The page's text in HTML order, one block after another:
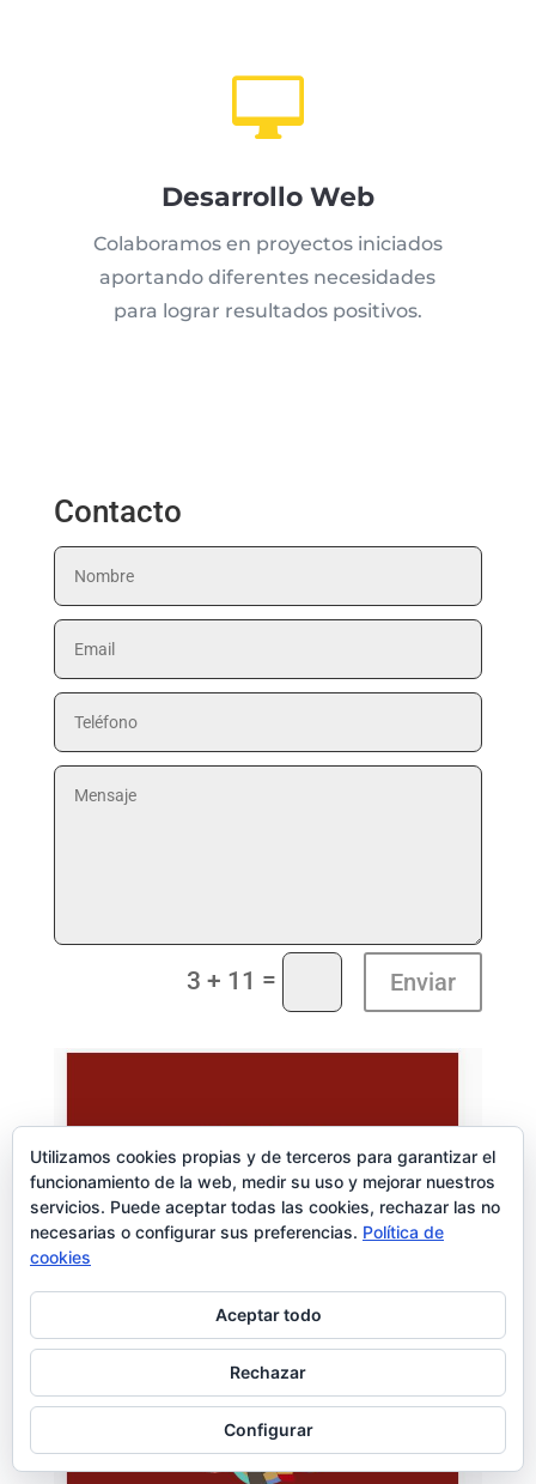

Desarrollo Web
Colaboramos en proyectos iniciados
aportando diferentes necesidades
para lograr resultados positivos.
Contacto
3 + 11 = Enviar
Utilizamos cookies propias y de terceros para garantizar el
funcionamiento de la web, medir su uso y mejorar nuestros
servicios. Puede aceptar todas las cookies, rechazar las no
necesarias o configurar sus preferencias. Política de
cookies
Aceptar todo
Rechazar
Configurar